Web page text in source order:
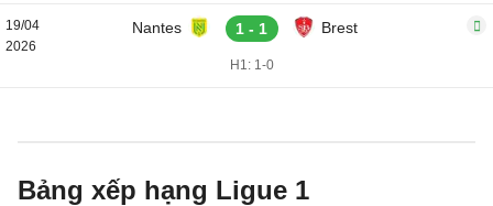
19/04
2026
Nantes 1 - 1 Brest
H1: 1-0
Bảng xếp hạng Ligue 1